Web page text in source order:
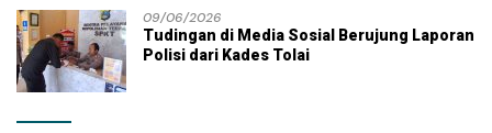
09/06/2026
Tudingan di Media Sosial Berujung Laporan
Polisi dari Kades Tolai